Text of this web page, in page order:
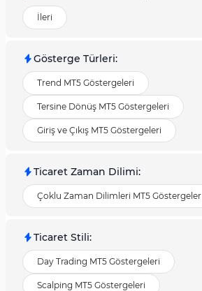
İleri
Gösterge Türleri:
Trend MT5 Göstergeleri
Tersine Dönüş MT5 Göstergeleri
Giriş ve Çıkış MT5 Göstergeleri
Ticaret Zaman Dilimi:
Çoklu Zaman Dilimleri MT5 Göstergeler
Ticaret Stili:
Day Trading MT5 Göstergeleri
Scalping MT5 Göstergeleri